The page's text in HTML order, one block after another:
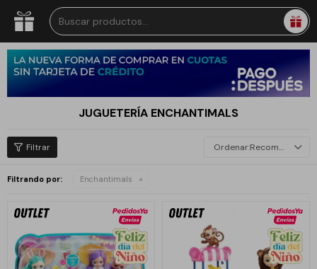
JUGUETERÍA ENCHANTIMALS
Recomendados
Filtrando por: Enchantimals